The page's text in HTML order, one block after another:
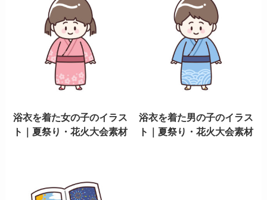
浴衣を着た女の子のイラス
ト｜夏祭り・花火大会素材
浴衣を着た男の子のイラス
ト｜夏祭り・花火大会素材